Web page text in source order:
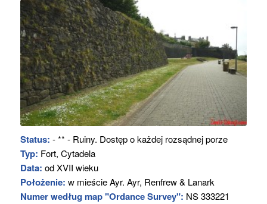
Status: - ** - Ruiny. Dostęp o każdej rozsądnej porze
Typ: Fort, Cytadela
Data: od XVII wieku
Położenie: w mieście Ayr. Ayr, Renfrew & Lanark
Numer według map "Ordance Survey": NS 333221